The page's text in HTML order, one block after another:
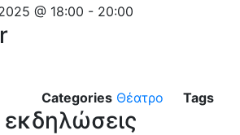
@ 18:00 - 20:00
Categories Θέατρο Tags
εκδηλώσεις